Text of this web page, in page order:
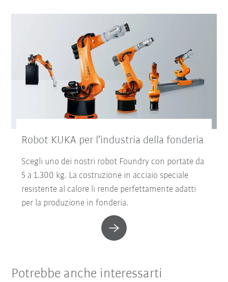
Robot KUKA per l’industria della fonderia
Scegli uno dei nostri robot Foundry con portate da
5 a 1.300 kg. La costruzione in acciaio speciale
resistente al calore li rende perfettamente adatti
per la produzione in fonderia.
Potrebbe anche interessarti